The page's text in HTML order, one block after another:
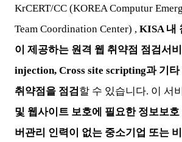
KrCERT/CC (KOREA Computur
Team Coordination Center) , KISA 내
이 제공하는 원격 웹 취약점 점검서
injection, Cross site scripting과 기
취약점을 점검할 수 있습니다. 이 서
및 웹사이트 보호에 필요한 정보보
버관리 인력이 없는 중소기업 또는